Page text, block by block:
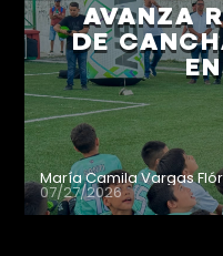
AVANZA
DE
María Camila Vargas
07/27/2026